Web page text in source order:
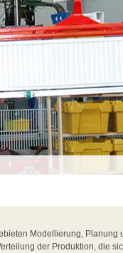
Modellierung, Planung
der Produktion, die